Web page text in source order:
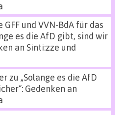
und VVN-BdA für das
es die AfD gibt, sind wir
an Sinti:zze und
zu „Solange es die AfD
Gedenken an